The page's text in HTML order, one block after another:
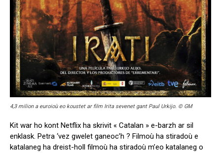
4,3 milion a euroioù eo koustet ar film Irita sevenet gant Paul Urkijo. © GM
Kit war ho kont Netflix ha skrivit « Catalan » e-barzh ar sil
enklask. Petra ‘vez gwelet ganeoc’h ? Filmoù ha stiradoù e
katalaneg ha dreist-holl filmoù ha stiradoù m’eo katalaneg o